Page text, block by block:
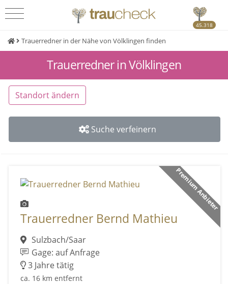
45.318
Trauerredner in der Nähe von Völklingen finden
Trauerredner in Völklingen
Standort ändern
Suche verfeinern
Premium Anbieter
Trauerredner Bernd Mathieu
Sulzbach/Saar
Gage: auf Anfrage
3 Jahre tätig
ca. 16 km entfernt